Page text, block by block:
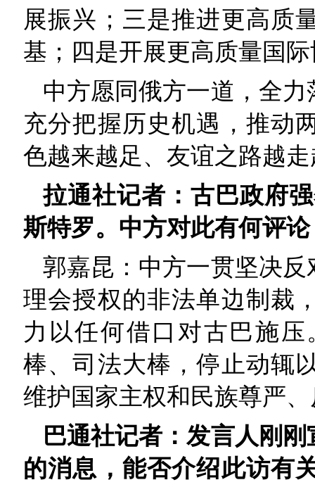
展振兴；三是推进更高质
基；四是开展更高质量国
中方愿同俄方一道，全
充分把握历史机遇，推动
色越来越足、友谊之路越
拉通社记者：古巴政府
斯特罗。中方对此有何评
郭嘉昆：中方一贯坚决
理会授权的非法单边制裁
力以任何借口对古巴施
棒、司法大棒，停止动辄
维护国家主权和民族尊严
巴通社记者：发言人刚
的消息，能否介绍此访有